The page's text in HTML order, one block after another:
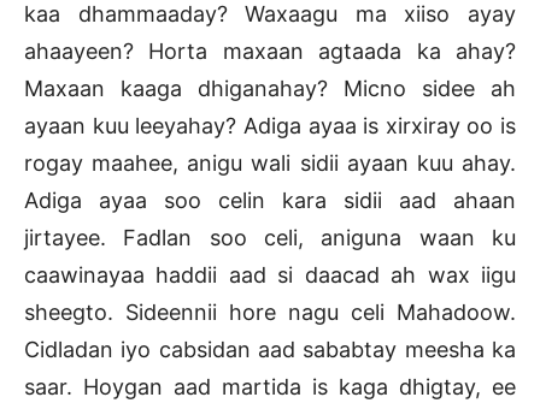
kaa dhammaaday? Waxaagu ma xiiso ayay
ahaayeen? Horta maxaan agtaada ka ahay?
Maxaan kaaga dhiganahay? Micno sidee ah
ayaan kuu leeyahay? Adiga ayaa is xirxiray oo is
rogay maahee, anigu wali sidii ayaan kuu ahay.
Adiga ayaa soo celin kara sidii aad ahaan
jirtayee. Fadlan soo celi, aniguna waan ku
caawinayaa haddii aad si daacad ah wax iigu
sheegto. Sideennii hore nagu celi Mahadoow.
Cidladan iyo cabsidan aad sababtay meesha ka
saar. Hoygan aad martida is kaga dhigtay, ee